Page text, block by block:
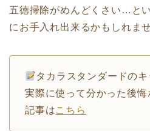
五徳掃除がめんどくさい…と
にお手入れ出来るかもしれませ
タカラスタンダードの
実際に使って分かった後
記事はこちら